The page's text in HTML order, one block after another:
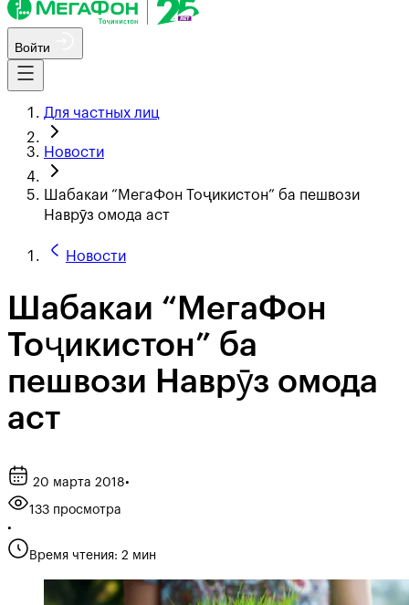
Войти
Для частных лиц
Новости
Шабакаи “МегаФон Тоҷикистон” ба пешвози
Наврӯз омода аст
Новости
Шабакаи “МегаФон
Тоҷикистон” ба
пешвози Наврӯз омода
аст
20 марта 2018•
133 просмотра
•
Время чтения: 2 мин